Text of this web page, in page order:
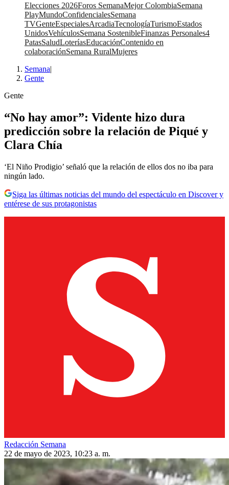
Elecciones 2026Foros SemanaMejor ColombiaSemana
PlayMundoConfidencialesSemana
TVGenteEspecialesArcadiaTecnologíaTurismoEstados
UnidosVehículosSemana SostenibleFinanzas Personales4
PatasSaludLoteríasEducaciónContenido en
colaboraciónSemana RuralMujeres
Semana|
Gente
Gente
“No hay amor”: Vidente hizo dura
predicción sobre la relación de Piqué y
Clara Chía
‘El Niño Prodigio’ señaló que la relación de ellos dos no iba para
ningún lado.
Siga las últimas noticias del mundo del espectáculo en Discover y
entérese de sus protagonistas
Redacción Semana
22 de mayo de 2023, 10:23 a. m.